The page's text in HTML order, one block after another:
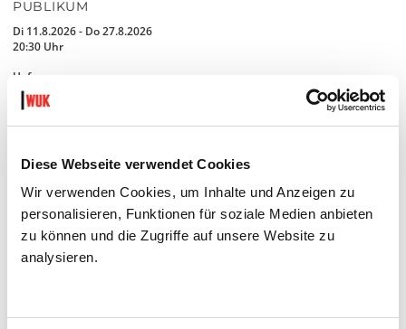
Diese Webseite verwendet Cookies
Wir verwenden Cookies, um Inhalte und Anzeigen zu
personalisieren, Funktionen für soziale Medien anbieten
zu können und die Zugriffe auf unsere Website zu
analysieren.
PUBLIKUM
Di 11.8.2026 - Do 27.8.2026
20:30 Uhr
Hof